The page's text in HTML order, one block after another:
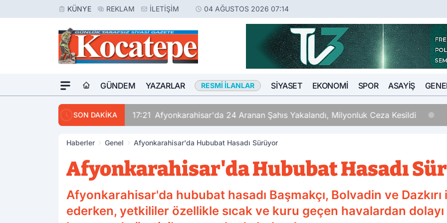
KÜNYE REKLAM İLETIŞIM 04 AĞUSTOS 2026 07:14
GÜNDEM YAZARLAR RESMI İLANLAR SIYASET EKONOMI SPOR ASAYIŞ
SON DAKİKA 17:21 Afyonkarahisar'da 24 Aranan Şahıs Yakalandı, Milyonluk Ceza Kesildi
Haberler Genel Afyonkarahisar'da Hububat Hasadı Sürüyor
Afyonkarahisar'da Hububat Hasadı
Afyonkarahisar'da hububat hasadı Başmakçı, Bolvadin ve Dazkırı
ederken, yetkililer özellikle sıcak ve kuru geçen havalardan dolayı